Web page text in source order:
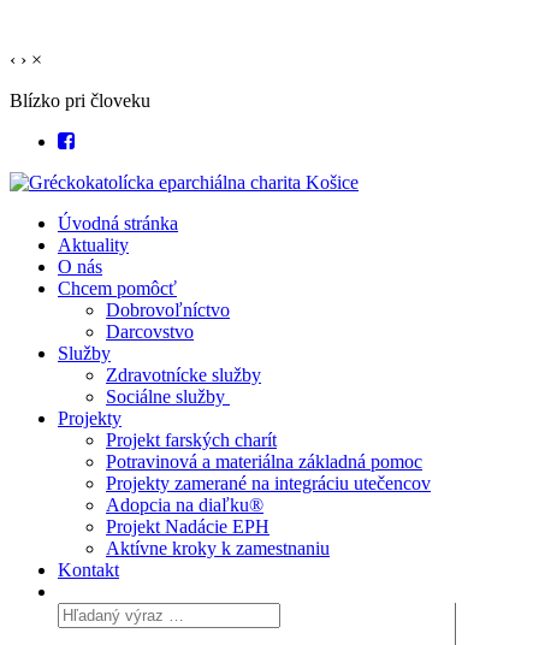
‹ › ×
Blízko pri človeku
Úvodná stránka
Aktuality
O nás
Chcem pomôcť
Dobrovoľníctvo
Darcovstvo
Služby
Zdravotnícke služby
Sociálne služby
Projekty
Projekt farských charít
Potravinová a materiálna základná pomoc
Projekty zamerané na integráciu utečencov
Adopcia na diaľku®
Projekt Nadácie EPH
Aktívne kroky k zamestnaniu
Kontakt